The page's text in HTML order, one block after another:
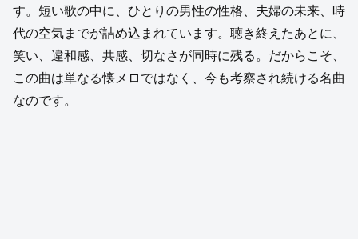
す。短い歌の中に、ひとりの男性の性格、夫婦の未来、時
代の空気までが詰め込まれています。聴き終えたあとに、
笑い、違和感、共感、切なさが同時に残る。だからこそ、
この曲は単なる懐メロではなく、今も考察され続ける名曲
なのです。